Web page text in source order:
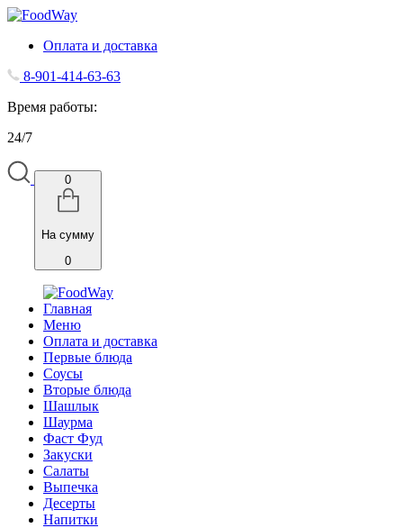
Оплата и доставка
8-901-414-63-63
Время работы:
24/7
0
На сумму
0
Главная
Меню
Оплата и доставка
Первые блюда
Соусы
Вторые блюда
Шашлык
Шаурма
Фаст Фуд
Закуски
Салаты
Выпечка
Десерты
Напитки